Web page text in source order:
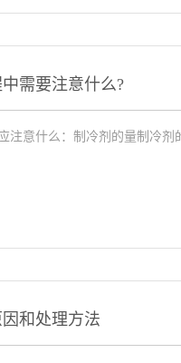
需要注意什么?
注意什么：制冷剂的量制冷
和处理方法